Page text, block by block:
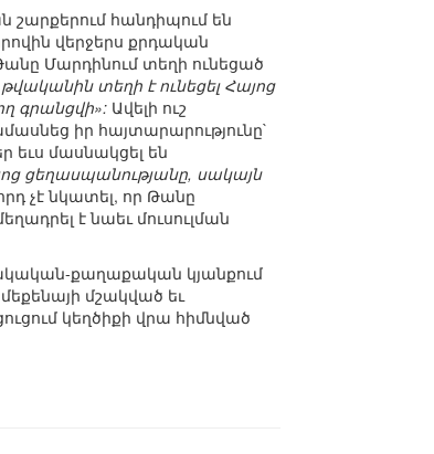
շարքերում հանդիպում են
վերջերս քրդական
Մարդինում տեղի ունեցած
թվականին տեղի է ունեցել Հայոց
գրանցվի»: Ավելի ուշ
իր հայտարարությունը`
եւս մասնակցել են
ցեղասպանությանը, սակայն
չէ նկատել, որ Թանը
է նաեւ մուսուլման
քաղաքական կյանքում
մշակված եւ
կեղծիքի վրա հիմնված